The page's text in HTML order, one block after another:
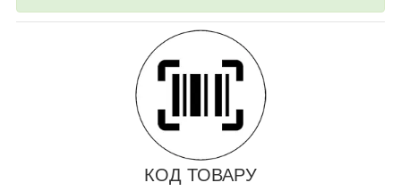
КОД ТОВАРУ